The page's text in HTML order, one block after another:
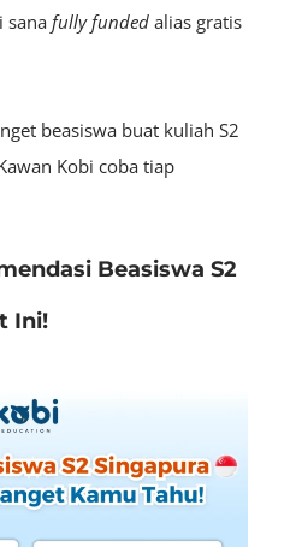
sana fully funded alias gratis
beasiswa buat kuliah S2
Kobi coba tiap
Beasiswa S2
Ini!